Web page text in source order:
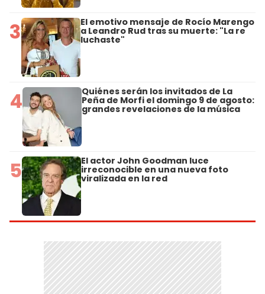
3 El emotivo mensaje de Rocío Marengo
a Leandro Rud tras su muerte: "La re
luchaste"
4 Quiénes serán los invitados de La
Peña de Morfi el domingo 9 de agosto:
grandes revelaciones de la música
5 El actor John Goodman luce
irreconocible en una nueva foto
viralizada en la red